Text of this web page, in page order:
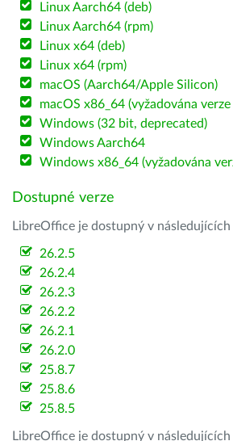
Linux Aarch64 (deb)
Linux Aarch64 (rpm)
Linux x64 (deb)
Linux x64 (rpm)
macOS (Aarch64/Apple Silicon)
macOS x86_64 (vyžadována
Windows (32 bit, deprecated)
Windows Aarch64
Windows x86_64 (vyžadována
Dostupné verze
LibreOffice je dostupný v následujících
26.2.5
26.2.4
26.2.3
26.2.2
26.2.1
26.2.0
25.8.7
25.8.6
25.8.5
LibreOffice je dostupný v následujících